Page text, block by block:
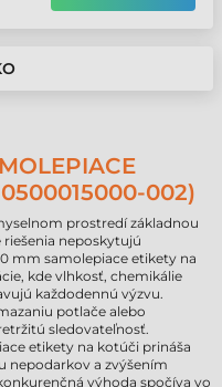
002)
prostredí základnou
neposkytujú
mm samolepiace etikety na
kde vlhkosť, chemikálie
každodennú výzvu.
potlače alebo
sledovateľnosť.
etikety na kotúči prináša
nepodarkov a zvýšením
výhoda spočíva vo